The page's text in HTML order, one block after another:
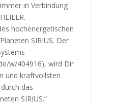
in Verbindung
hochenergetischen
SIRIUS. Der
w/404916), wird Dir
und kraftvollsten
das
SIRIUS.“